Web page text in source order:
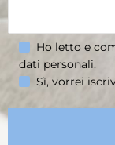
Ho letto e
dati personali.
Sì, vorrei